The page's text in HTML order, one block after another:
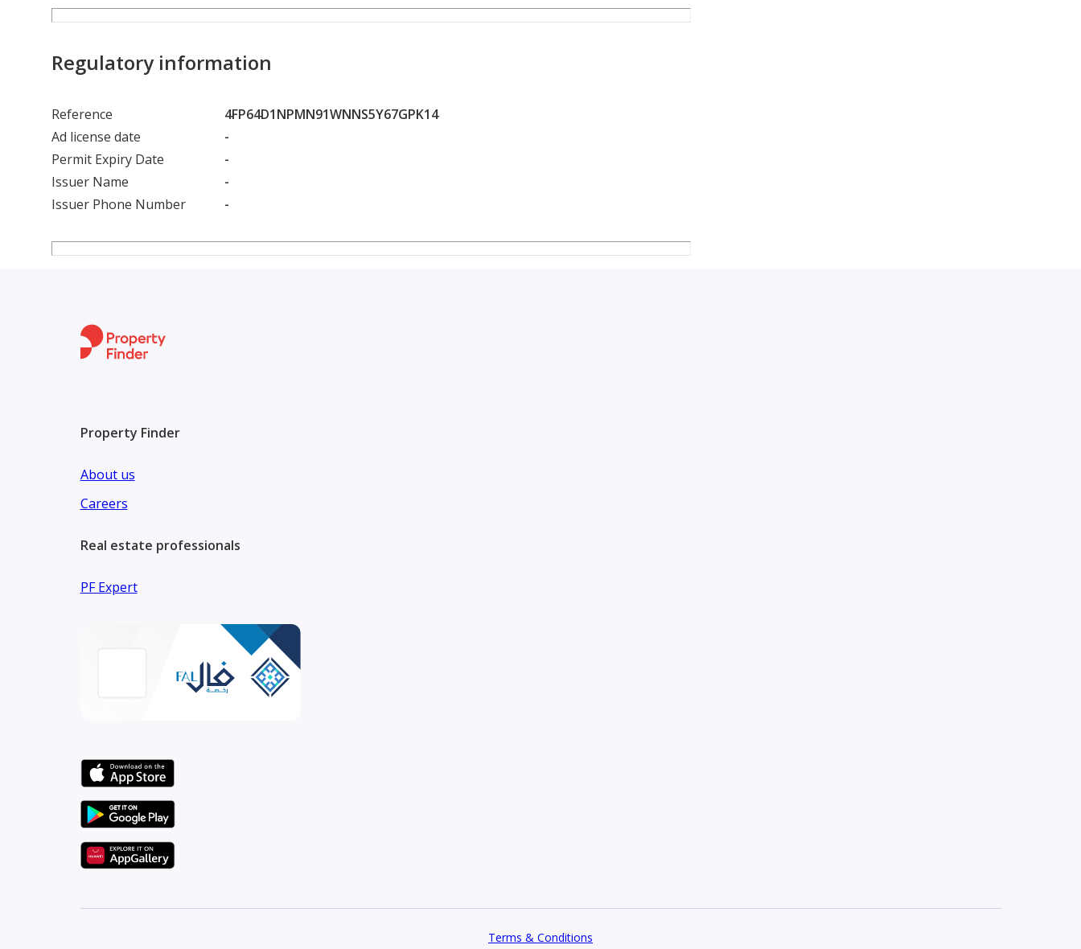
الموقع على شارعين
مدخل فندقي
كاميرات مراقبة
Regulatory information
Reference
4FP64D1NPMN91WNNS5Y67GPK14
Ad license date
-
Permit Expiry Date
-
Issuer Name
-
Issuer Phone Number
-
Property Finder
About us
Careers
Real estate professionals
PF Expert
Terms & Conditions